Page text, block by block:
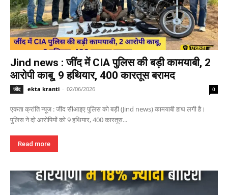
Jind news : जींद में CIA पुलिस की बड़ी कामयाबी, 2
आरोपी काबू, 9 हथियार, 400 कारतूस बरामद
जींद ekta kranti - 02/06/2026 0
एकता क्रांति न्यूज : जींद सीआइए पुलिस को बड़ी (Jind news) कामयाबी हाथ लगी है।
पुलिस ने दो आरोपियों को 9 हथियार, 400 कारतूस...
Read more